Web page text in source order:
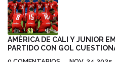
anunció a su audiencia en julio
temporada será la última.
AMÉRICA DE CALI Y JUNIOR
PARTIDO CON GOL